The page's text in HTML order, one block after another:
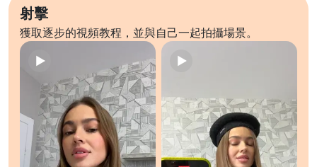
射擊
獲取逐步的視頻教程，並與自己一起拍攝場景。